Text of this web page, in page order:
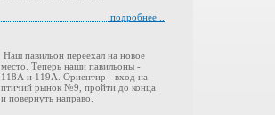
подробнее...
Наш павильон переехал на новое
место. Теперь наши павильоны -
118А и 119А. Ориентир - вход на
птичий рынок №9, пройти до конца
и повернуть направо.